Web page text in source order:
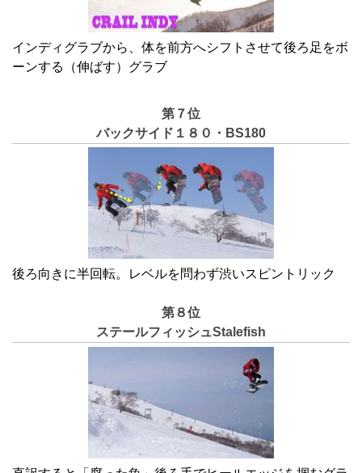
インディグラブから、体を前方へシフトさせて後ろ足をボ
ーンする（伸ばす）グラブ
第７位
バックサイド１８０・BS180
後ろ向きに半回転。レベルを問わず渋いスピントリック
第８位
ステールフィッシュStalefish